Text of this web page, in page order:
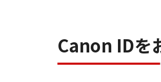
Canon IDを